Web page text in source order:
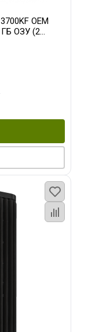
OEM
ГБ ОЗУ (2
GDDR7